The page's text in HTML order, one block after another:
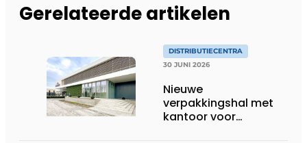
Gerelateerde artikelen
DISTRIBUTIECENTRA
30 JUNI 2026
Nieuwe
verpakkingshal met
kantoor voor